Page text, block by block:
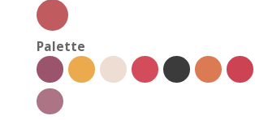
Palette